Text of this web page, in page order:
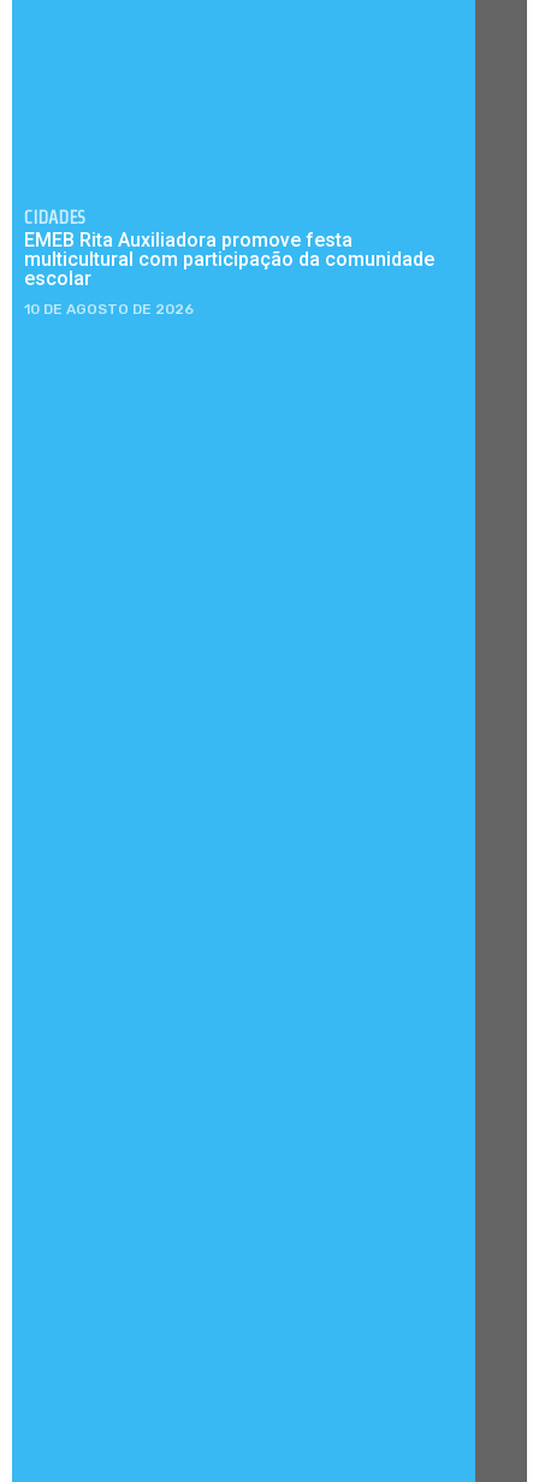
CIDADES
EMEB Rita Auxiliadora promove festa
multicultural com participação da comunidade
escolar
10 DE AGOSTO DE 2026